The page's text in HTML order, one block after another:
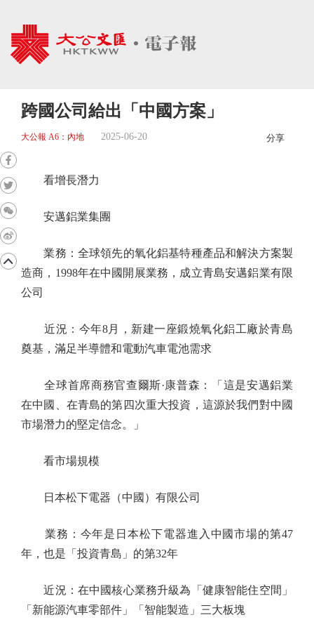
跨國公司給出「中國方案」
大公報 A6：內地 2025-06-20 分享
看增長潛力
安邁鋁業集團
業務：全球領先的氧化鋁基特種產品和解決方案製
造商，1998年在中國開展業務，成立青島安邁鋁業有限
公司
近況：今年8月，新建一座鍛燒氧化鋁工廠於青島
奠基，滿足半導體和電動汽車電池需求
全球首席商務官查爾斯·康普森：「這是安邁鋁業
在中國、在青島的第四次重大投資，這源於我們對中國
市場潛力的堅定信念。」
看市場規模
日本松下電器（中國）有限公司
業務：今年是日本松下電器進入中國市場的第47
年，也是「投資青島」的第32年
近況：在中國核心業務升級為「健康智能住空間」
「新能源汽車零部件」「智能製造」三大板塊